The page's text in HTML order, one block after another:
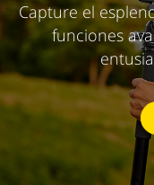
Capture el
funciones